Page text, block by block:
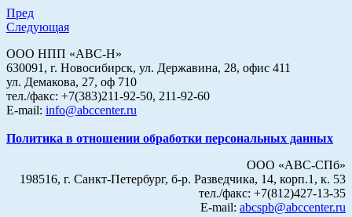
Пред
Следующая
ООО НПП «АВС-Н»
630091, г. Новосибирск, ул. Державина, 28, офис 411
ул. Демакова, 27, оф 710
тел./факс: +7(383)211-92-50, 211-92-60
E-mail: info@abccenter.ru
Политика в отношении обработки персональных данных
ООО «АВС-СПб»
198516, г. Санкт-Петербург, б-р. Разведчика, 14, корп.1, к. 53
тел./факс: +7(812)427-13-35
E-mail: abcspb@abccenter.ru